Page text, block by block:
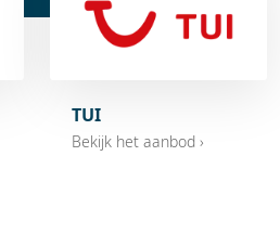
TUI
Bekijk het aanbod ›